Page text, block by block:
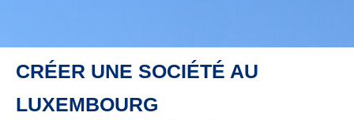
CRÉER UNE SOCIÉTÉ AU
LUXEMBOURG